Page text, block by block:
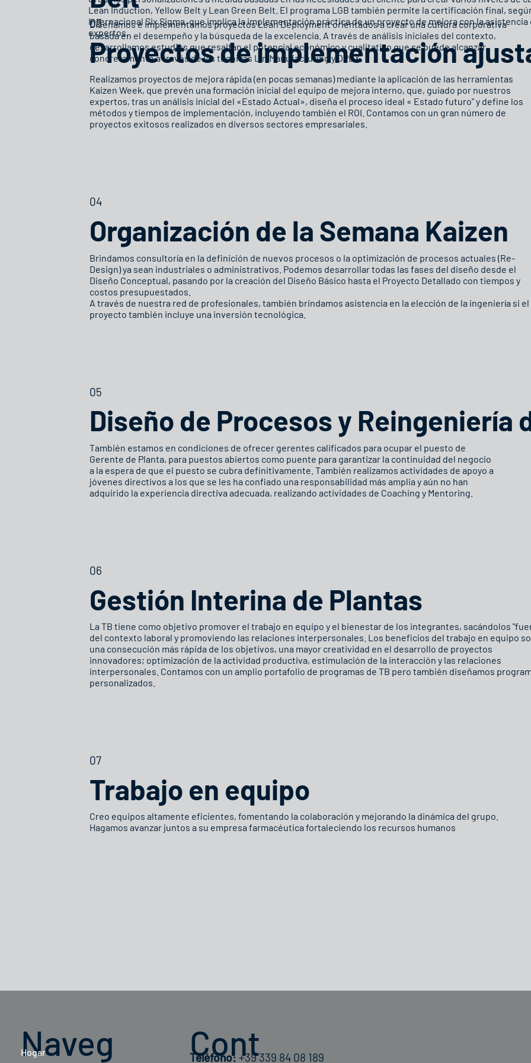
Lean Induction, Yellow Belt y Lean Green Belt. El programa LGB también permite la certificación final,
Internacional Six Sigma, que implica la implementación práctica de un proyecto de mejora con la
expertos.
Diseñamos e implementamos proyectos Lean Deployment orientados a crear una cultura corporativa
basada en el desempeño y la búsqueda de la excelencia. A través de análisis iniciales del contexto,
desarrollamos estudios que resaltan el potencial económico y cualitativo que se puede alcanzar
concretamente a través de las técnicas Lin Manufacturing y OPEX.
Realizamos proyectos de mejora rápida (en pocas semanas) mediante la aplicación de las herramientas
Kaizen Week, que prevén una formación inicial del equipo de mejora interno, que, guiado por nuestros
expertos, tras un análisis inicial del «Estado Actual», diseña el proceso ideal « Estado futuro" y define los
métodos y tiempos de implementación, incluyendo también el ROI. Contamos con un gran número de
proyectos exitosos realizados en diversos sectores empresariales.
Proyectos de implementación
03
Brindamos consultoría en la definición de nuevos procesos o la optimización de procesos actuales (Re-
Design) ya sean industriales o administrativos. Podemos desarrollar todas las fases del diseño desde el
Diseño Conceptual, pasando por la creación del Diseño Básico hasta el Proyecto Detallado con tiempos y
costos presupuestados.
A través de nuestra red de profesionales, también brindamos asistencia en la elección de la ingeniería si el
proyecto también incluye una inversión tecnológica.
Organización de la Semana Kaizen
04
También estamos en condiciones de ofrecer gerentes calificados para ocupar el puesto de
Gerente de Planta, para puestos abiertos como puente para garantizar la continuidad del negocio
a la espera de que el puesto se cubra definitivamente. También realizamos actividades de apoyo a
jóvenes directivos a los que se les ha confiado una responsabilidad más amplia y aún no han
adquirido la experiencia directiva adecuada, realizando actividades de Coaching y Mentoring.
Diseño de Procesos y Reingeniería
05
La TB tiene como objetivo promover el trabajo en equipo y el bienestar de los integrantes, sacándolos
del contexto laboral y promoviendo las relaciones interpersonales. Los beneficios del trabajo en equipo
una consecución más rápida de los objetivos, una mayor creatividad en el desarrollo de proyectos
innovadores; optimización de la actividad productiva, estimulación de la interacción y las relaciones
interpersonales. Contamos con un amplio portafolio de programas de TB pero también diseñamos
personalizados.
Gestión Interina de Plantas
06
Creo equipos altamente eficientes, fomentando la colaboración y mejorando la dinámica del grupo.
Hagamos avanzar juntos a su empresa farmacéutica fortaleciendo los recursos humanos
Trabajo en equipo
07
Naveg
Hogar Cont
Teléfono: +39 339 84 08 189